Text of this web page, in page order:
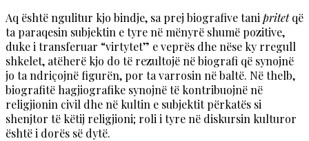
Aq është ngulitur kjo bindje, sa prej biografive tani pritetqë
ta paraqesin subjektin e tyre në mënyrë shumë pozitive,
duke i transferuar “virtytet” e veprës dhe nëse ky rregull
shkelet, atëherë kjo do të rezultojë në biografi që synojnë
jo ta ndriçojnë figurën, por ta varrosin në baltë. Në thelb,
biografitë hagjiografike synojnë të kontribuojnë në
religjionin civil dhe në kultin e subjektit përkatës si
shenjtor të këtij religjioni; roli i tyre në diskursin kulturor
është i dorës së dytë.